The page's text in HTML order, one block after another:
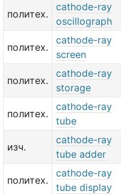
политех.
cathode-ray
oscillograph
политех.
cathode-ray
screen
политех.
cathode-ray
storage
политех.
cathode-ray
tube
изч.
cathode-ray
tube adder
политех.
cathode-ray
tube display